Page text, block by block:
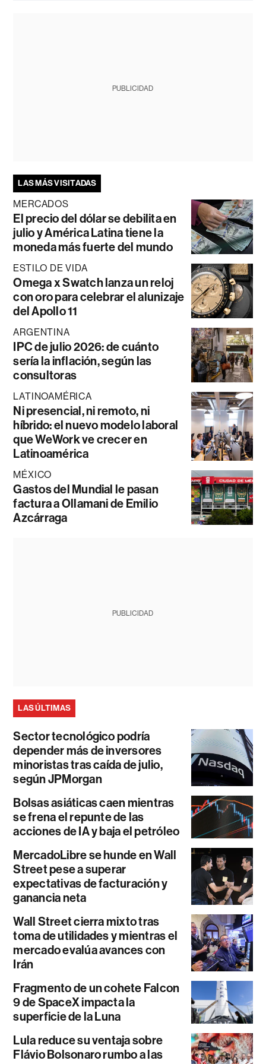
PUBLICIDAD
LAS MÁS VISITADAS
MERCADOS
El precio del dólar se debilita en
julio y América Latina tiene la
moneda más fuerte del mundo
ESTILO DE VIDA
Omega x Swatch lanza un reloj
con oro para celebrar el alunizaje
del Apollo 11
ARGENTINA
IPC de julio 2026: de cuánto
sería la inflación, según las
consultoras
LATINOAMÉRICA
Ni presencial, ni remoto, ni
híbrido: el nuevo modelo laboral
que WeWork ve crecer en
Latinoamérica
MÉXICO
Gastos del Mundial le pasan
factura a Ollamani de Emilio
Azcárraga
PUBLICIDAD
LAS ÚLTIMAS
Sector tecnológico podría
depender más de inversores
minoristas tras caída de julio,
según JPMorgan
Bolsas asiáticas caen mientras
se frena el repunte de las
acciones de IA y baja el petróleo
MercadoLibre se hunde en Wall
Street pese a superar
expectativas de facturación y
ganancia neta
Wall Street cierra mixto tras
toma de utilidades y mientras el
mercado evalúa avances con
Irán
Fragmento de un cohete Falcon
9 de SpaceX impacta la
superficie de la Luna
Lula reduce su ventaja sobre
Flávio Bolsonaro rumbo a las